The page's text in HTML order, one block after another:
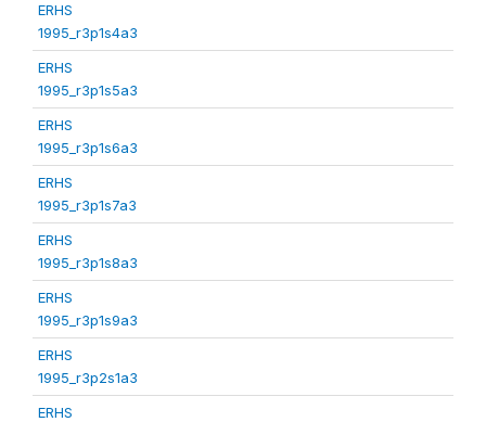
ERHS
1995_r3p1s4a3
ERHS
1995_r3p1s5a3
ERHS
1995_r3p1s6a3
ERHS
1995_r3p1s7a3
ERHS
1995_r3p1s8a3
ERHS
1995_r3p1s9a3
ERHS
1995_r3p2s1a3
ERHS